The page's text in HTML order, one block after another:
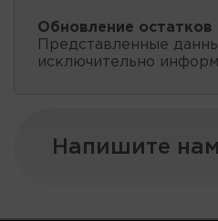
Обновление остатков
Представленные
исключительно
Напишите